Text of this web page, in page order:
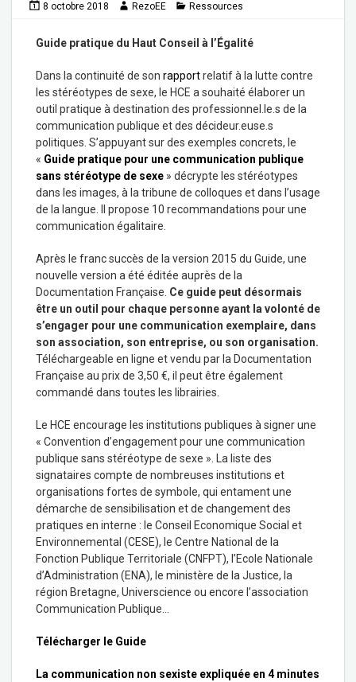
8 octobre 2018 RezoEE Ressources
Guide pratique du Haut Conseil à l’Égalité
Dans la continuité de son rapportrelatif à la lutte contre
les stéréotypes de sexe, le HCE a souhaité élaborer un
outil pratique à destination des professionnel.le.s de la
communication publique et des décideur.euse.s
politiques. S’appuyant sur des exemples concrets, le
« Guide pratique pour une communication publique
sans stéréotype de sexe » décrypte les stéréotypes
dans les images, à la tribune de colloques et dans l’usage
de la langue. Il propose 10 recommandations pour une
communication égalitaire.
Après le franc succès de la version 2015 du Guide, une
nouvelle version a été éditée auprès de la
Documentation Française. Ce guide peut désormais
être un outil pour chaque personne ayant la volonté de
s’engager pour une communication exemplaire, dans
son association, son entreprise, ou son organisation.
Téléchargeable en ligne et vendu par la Documentation
Française au prix de 3,50 €, il peut être également
commandé dans toutes les librairies.
Le HCE encourage les institutions publiques à signer une
« Convention d’engagement pour une communication
publique sans stéréotype de sexe ». L a liste des
signataires compte de nombreuses institutions et
organisations fortes de symbole, qui entament une
démarche de sensibilisation et de changement des
pratiques en interne : le Conseil Economique Social et
Environnemental (CESE), le Centre National de la
Fonction Publique Territoriale (CNFPT), l’Ecole Nationale
d’Administration (ENA), le ministère de la Justice, la
région Bretagne, Universcience ou encore l’association
Communication Publique…
Télécharger le Guide
La communication non sexiste expliquée en 4 minutes